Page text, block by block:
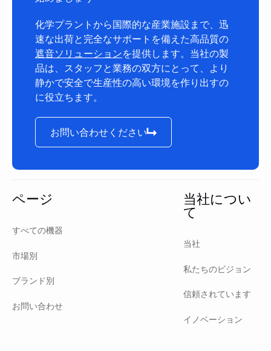
化学プラントから国際的な産業施設まで、迅
速な出荷と完全なサポートを備えた高品質の
遮音ソリューションを提供します。当社の製
品は、スタッフと業務の双方にとって、より
静かで安全で生産性の高い環境を作り出すの
に役立ちます。
お問い合わせください
お問い合わせください
ページ
すべての機器
市場別
ブランド別
お問い合わせ
当社につい
て
当社
私たちのビジョン
信頼されています
イノベーション